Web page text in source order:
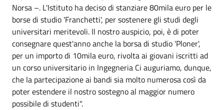
Norsa –. L'Istituto ha deciso di stanziare 80mila euro per le
borse di studio 'Franchetti', per sostenere gli studi degli
universitari meritevoli. Il nostro auspicio, poi, è di poter
consegnare quest'anno anche la borsa di studio 'Ploner',
per un importo di 10mila euro, rivolta ai giovani iscritti ad
un corso universitario in Ingegneria Ci auguriamo, dunque,
che la partecipazione ai bandi sia molto numerosa così da
poter estendere il nostro sostegno al maggior numero
possibile di studenti".